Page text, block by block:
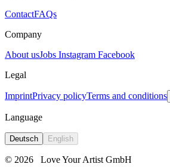
ContactFAQs
Company
About usJobs Instagram Facebook
Legal
ImprintPrivacy policyTerms and conditions
Language
Deutsch English
© 2026 Love Your Artist GmbH